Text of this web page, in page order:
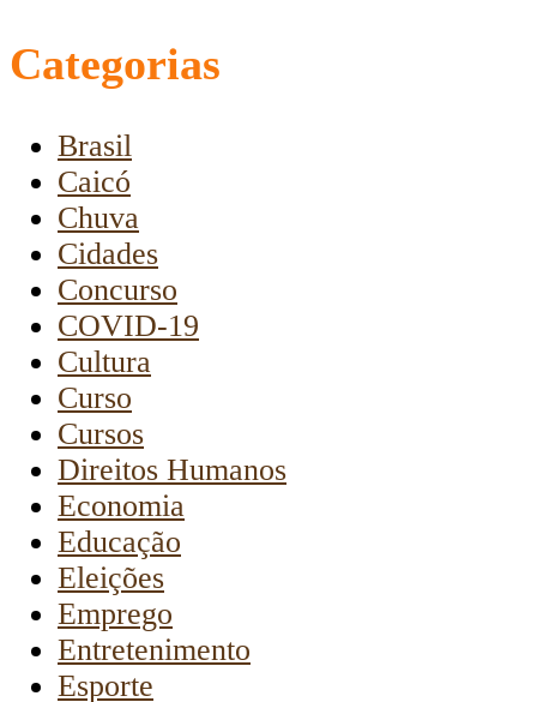
Categorias
Brasil
Caicó
Chuva
Cidades
Concurso
COVID-19
Cultura
Curso
Cursos
Direitos Humanos
Economia
Educação
Eleições
Emprego
Entretenimento
Esporte